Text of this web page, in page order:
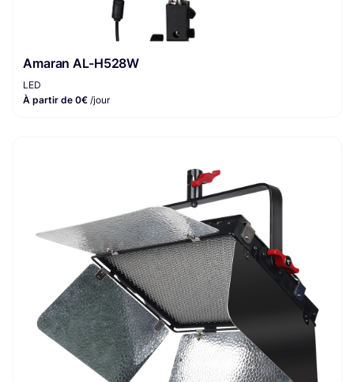
Amaran AL-H528W
LED
À partir de 0€ /jour